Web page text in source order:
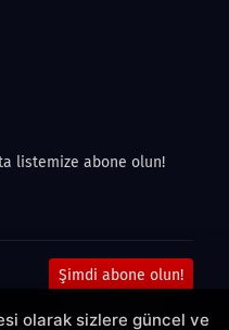
listemize abone olun!
Şimdi abone olun!
olarak sizlere güncel ve